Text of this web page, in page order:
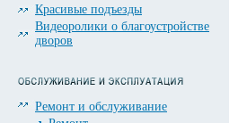
Красивые подъезды
Видеоролики о благоустройстве
дворов
Ремонт и обслуживание